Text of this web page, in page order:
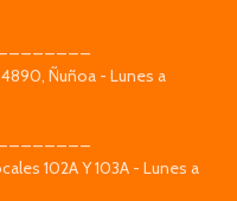
Ñuñoa - Lunes a
102A Y 103A - Lunes a